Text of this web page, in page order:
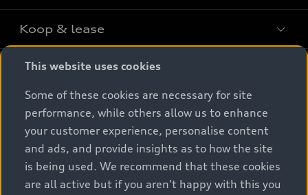
Alle Modellen
Audi SUV Modellen
Audi exclusive
Verbruiksgegevens per model
Prijslijsten
Audi Code
Koop & lease
Audi Occasions
Nieuwe Audi direct leverbaar
Het Audi Selectie :plus keurmerk
Audi Financial Services
Particulieren
Elektrisch
Elektrisch rijden
Elektrische modellen
Plug-in-hybride rijden
Service & accessoires
Dealer zoeken
Onderhoud en reparatie
Audi wereld
Stories of Progress
This website uses cookies
Some of these cookies are necessary for site
performance, while others allow us to enhance
your customer experience, personalise content
and ads, and provide insights as to how the site
is being used. We recommend that these cookies
are all active but if you aren't happy with this you